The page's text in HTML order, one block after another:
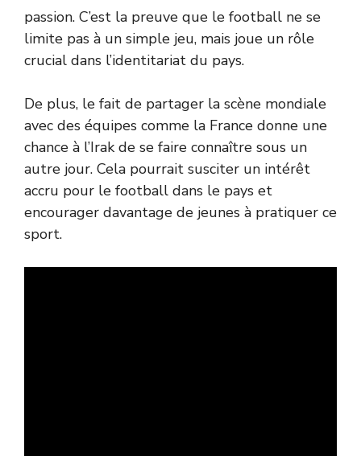
passion. C’est la preuve que le football ne se
limite pas à un simple jeu, mais joue un rôle
crucial dans l’identitariat du pays.
De plus, le fait de partager la scène mondiale
avec des équipes comme la France donne une
chance à l’Irak de se faire connaître sous un
autre jour. Cela pourrait susciter un intérêt
accru pour le football dans le pays et
encourager davantage de jeunes à pratiquer ce
sport.